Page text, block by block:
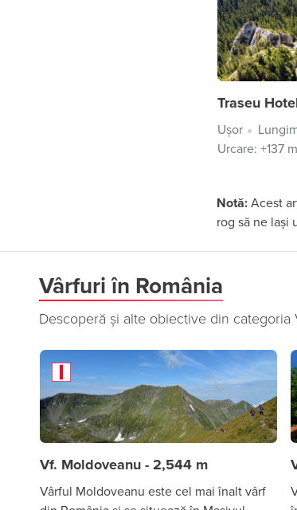
Traseu
Ușor
Urcare: +137
Notă: Acest
rog să ne lași
Vârfuri în România
Descoperă și alte obiective din categoria
Vf. Moldoveanu - 2,544 m
Vârful Moldoveanu este cel mai înalt vârf